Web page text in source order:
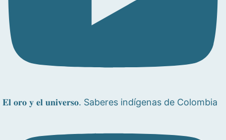
𝐄𝐥 𝐨𝐫𝐨 𝐲 𝐞𝐥 𝐮𝐧𝐢𝐯𝐞𝐫𝐬𝐨. Saberes indígenas de Colombia